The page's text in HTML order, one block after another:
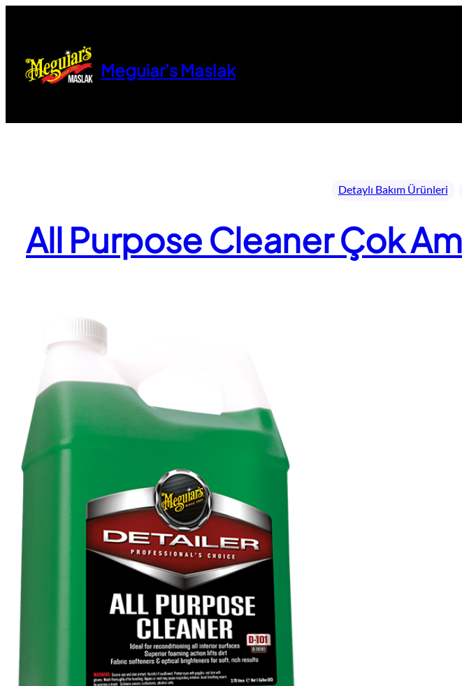
Meguiar's Maslak
Detaylı Bakım Ürünleri
All Purpose Cleaner Çok